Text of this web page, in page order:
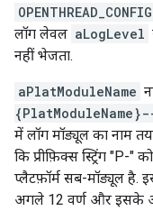
लॉग लेवल aLogLevel
नहीं भेजता.
aPlatModuleName
में लॉग मॉड्यूल का नाम
कि प्रीफ़िक्स स्ट्रिंग "P-
प्लैटफ़ॉर्म सब-मॉड्यूल है.
अगले 12 वर्ण और इसके